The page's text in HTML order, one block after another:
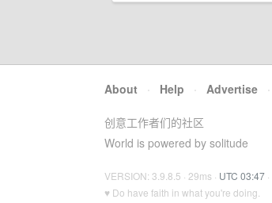
About · Help · Advertise ·
创意工作者们的社区
World is powered by solitude
VERSION: 3.9.8.5 · 29ms · UTC 03:47 ·
♥ Do have faith in what you're doing.